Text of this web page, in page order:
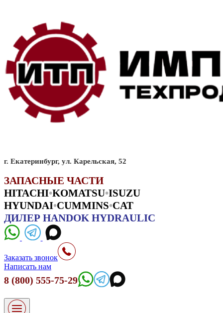
г. Екатеринбург, ул. Карельская, 52
ЗАПАСНЫЕ ЧАСТИ
HITACHI•KOMATSU•ISUZU
HYUNDAI•CUMMINS•CAT
ДИЛЕР HANDOK HYDRAULIC
Заказать звонок
Написать нам
8 (800) 555-75-29